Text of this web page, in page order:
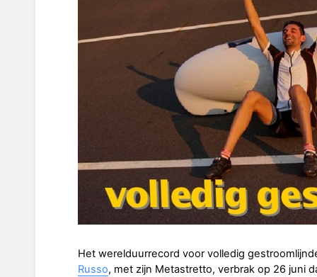
Het werelduurrecord voor volledig
Russo, met zijn Metastretto, verbrak op 26 juni